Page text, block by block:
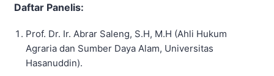
Daftar Panelis:
Prof. Dr. Ir. Abrar Saleng, S.H, M.H (Ahli Hukum
Agraria dan Sumber Daya Alam, Universitas
Hasanuddin).